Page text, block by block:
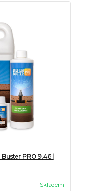
PRO 9.46 l
Skladem